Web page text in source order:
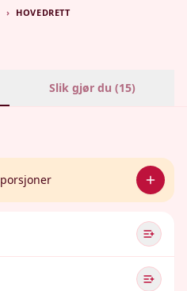
› HOVEDRETT
Slik gjør du (15)
porsjoner